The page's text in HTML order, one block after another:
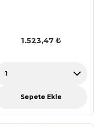
1.523,47 ₺
Sepete Ekle